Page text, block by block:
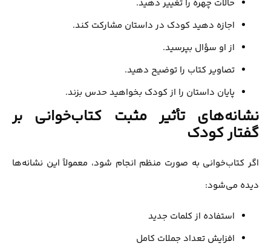
حالات چهره را تغییر دهید.
اجازه دهید کودک در داستان مشارکت کند.
از او سؤال بپرسید.
تصاویر کتاب را توضیح دهید.
پایان داستان را از کودک بخواهید حدس بزند.
نشانه‌های تأثیر مثبت کتاب‌خوانی بر
گفتار کودک
اگر کتاب‌خوانی به صورت منظم انجام شود، معمولاً این نشانه‌ها
دیده می‌شود:
استفاده از کلمات جدید
افزایش تعداد جملات کامل